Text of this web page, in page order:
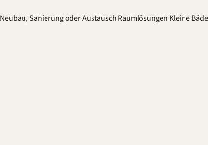
Neubau, Sanierung oder Austausch Raumlösungen Kleine